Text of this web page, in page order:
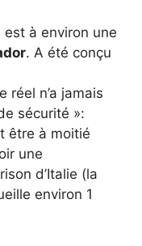
est à environ une
. A été conçu
réel n’a jamais
sécurité »:
être à moitié
une
d’Italie (la
environ 1